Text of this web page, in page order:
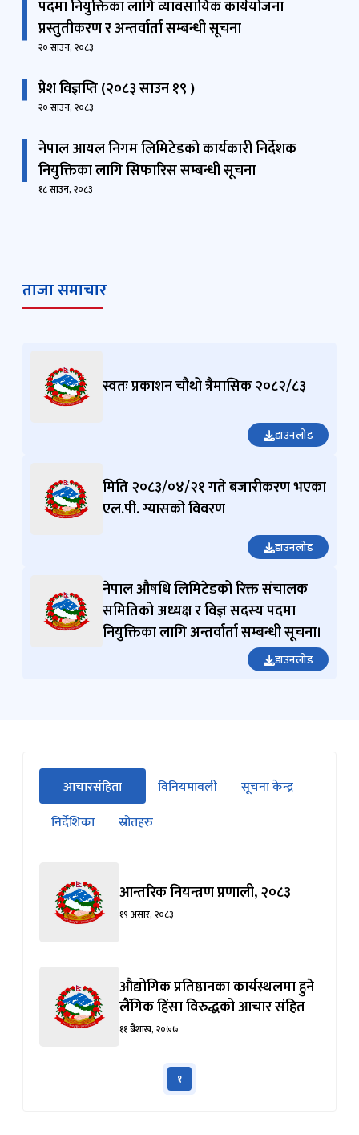
पदमा नियुक्तिका लागि व्यावसायिक कार्ययोजना
प्रस्तुतीकरण र अन्तर्वार्ता सम्बन्धी सूचना
२० साउन, २०८३
प्रेश विज्ञप्ति (२०८३ साउन १९ )
२० साउन, २०८३
नेपाल आयल निगम लिमिटेडको कार्यकारी निर्देशक
नियुक्तिका लागि सिफारिस सम्बन्धी सूचना
१८ साउन, २०८३
ताजा समाचार
स्वतः प्रकाशन चौथो त्रैमासिक २०८२/८३
डाउनलोड
मिति २०८३/०४/२१ गते बजारीकरण भएका
एल.पी. ग्यासको विवरण
डाउनलोड
नेपाल औषधि लिमिटेडको रिक्त संचालक
समितिको अध्यक्ष र विज्ञ सदस्य पदमा
नियुक्तिका लागि अन्तर्वार्ता सम्बन्धी सूचना।
डाउनलोड
सीधा
पहिलो
ट्याबको
आचारसंहिता
(सक्रिय ट्याब)
विनियमावली
सूचना केन्द्र
निर्देशिका
स्रोतहरु
आन्तरिक नियन्त्रण प्रणाली, २०८३
१९ असार, २०८३
औद्योगिक प्रतिष्ठानका कार्यस्थलमा हुने
लैंगिक हिंसा विरुद्धको आचार संहित
११ बैशाख, २०७७
१